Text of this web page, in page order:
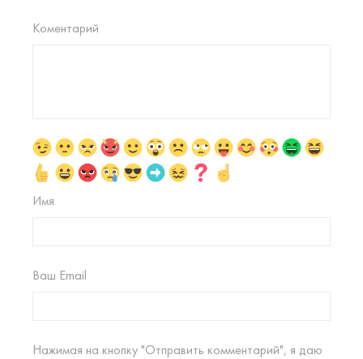
Коментарий
Имя
Ваш Email
Нажимая на кнопку "Отправить комментарий", я даю